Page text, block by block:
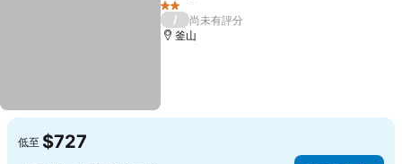
2 星級
/
尚未有評分
釜山
低至 $727